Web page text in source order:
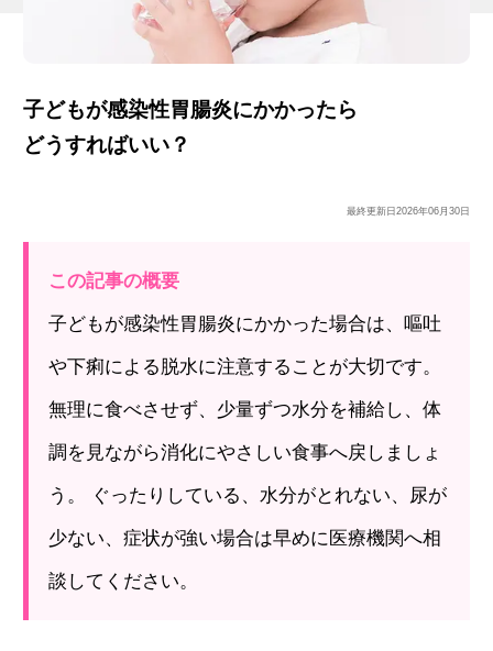
子どもが感染性胃腸炎にかかったら
どうすればいい？
最終更新日 2026年06月30日
この記事の概要
子どもが感染性胃腸炎にかかった場合は、嘔吐
や下痢による脱水に注意することが大切です。
無理に食べさせず、少量ずつ水分を補給し、体
調を見ながら消化にやさしい食事へ戻しましょ
う。 ぐったりしている、水分がとれない、尿が
少ない、症状が強い場合は早めに医療機関へ相
談してください。